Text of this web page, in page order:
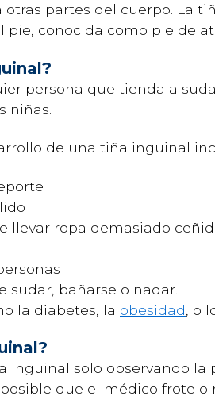
partes del cuerpo. La
conocida como pie de
persona que tienda a
niñas.
de una tiña inguinal
llevar ropa demasiado
sudar, bañarse o nadar.
la diabetes, la obesidad , o
inguinal solo observando
que el médico frote